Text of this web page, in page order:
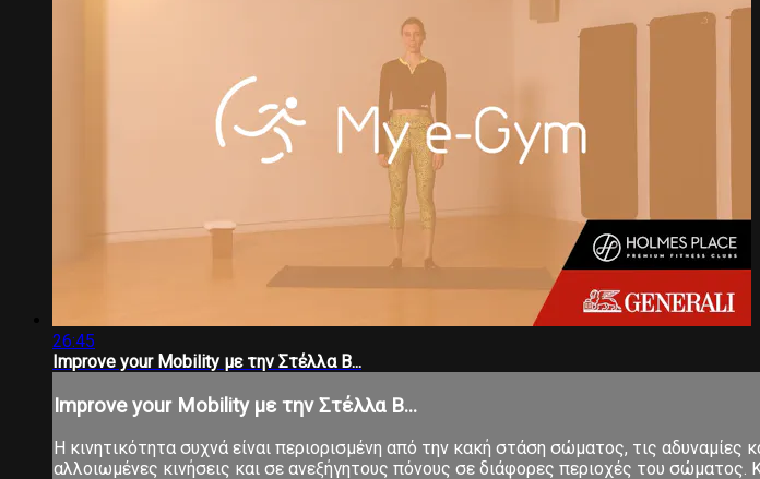
26:45
Improve your Mobility με την Στέλλα Β...
Improve your Mobility με την Στέλλα Β...
Η κινητικότητα συχνά είναι περιορισμένη από την κακή στάση σώματος, τις
αλλοιωμένες κινήσεις και σε ανεξήγητους πόνους σε διάφορες περιοχές του σώματος.